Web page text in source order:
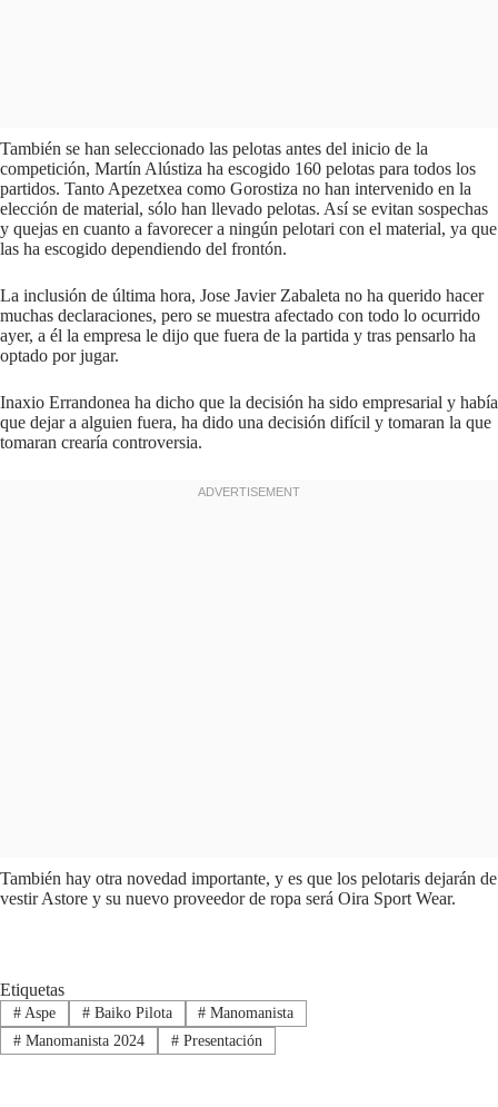
También se han seleccionado las pelotas antes del inicio de la
competición, Martín Alústiza ha escogido 160 pelotas para todos los
partidos. Tanto Apezetxea como Gorostiza no han intervenido en la
elección de material, sólo han llevado pelotas. Así se evitan sospechas
y quejas en cuanto a favorecer a ningún pelotari con el material, ya que
las ha escogido dependiendo del frontón.
La inclusión de última hora, Jose Javier Zabaleta no ha querido hacer
muchas declaraciones, pero se muestra afectado con todo lo ocurrido
ayer, a él la empresa le dijo que fuera de la partida y tras pensarlo ha
optado por jugar.
Inaxio Errandonea ha dicho que la decisión ha sido empresarial y había
que dejar a alguien fuera, ha dido una decisión difícil y tomaran la que
tomaran crearía controversia.
También hay otra novedad importante, y es que los pelotaris dejarán de
vestir Astore y su nuevo proveedor de ropa será Oira Sport Wear.
Etiquetas
#Aspe #Baiko Pilota # Manomanista
#Manomanista 2024 #Presentación